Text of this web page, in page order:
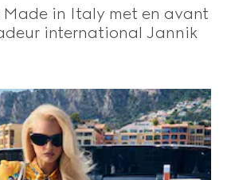
in Italy met en avant
international Jannik